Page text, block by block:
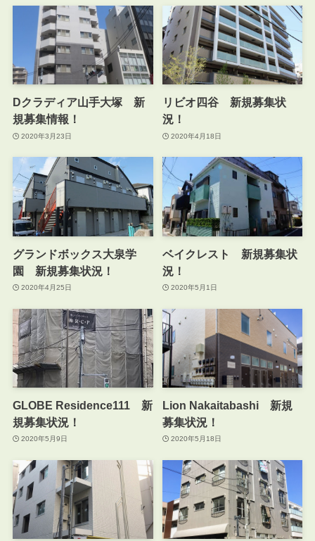
Dクラディア山手大塚 新
規募集情報！
2020年3月23日
リビオ四谷 新規募集状
況！
2020年4月18日
グランドボックス大泉学
園 新規募集状況！
2020年4月25日
ベイクレスト 新規募集状
況！
2020年5月1日
GLOBE Residence111 新
規募集状況！
2020年5月9日
Lion Nakaitabashi 新規
募集状況！
2020年5月18日